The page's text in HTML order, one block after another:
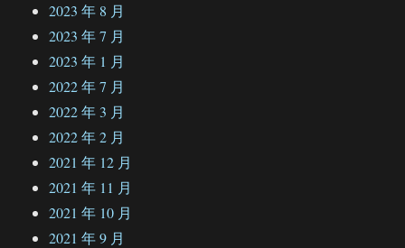
2023 年 8 月
2023 年 7 月
2023 年 1 月
2022 年 7 月
2022 年 3 月
2022 年 2 月
2021 年 12 月
2021 年 11 月
2021 年 10 月
2021 年 9 月